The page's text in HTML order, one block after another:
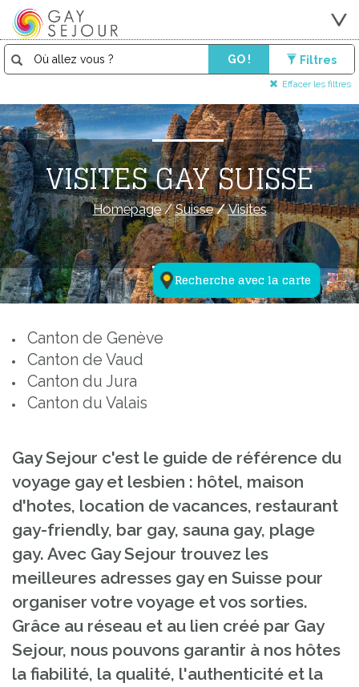
GO ! Filtres
Effacer les filtres
Recherche avec la carte
VISITES GAY SUISSE
Homepage/Suisse/Visites
Canton de Genève
Canton de Vaud
Canton du Jura
Canton du Valais
Gay Sejour c'est le guide de référence du
voyage gay et lesbien : hôtel, maison
d'hotes, location de vacances, restaurant
gay-friendly, bar gay, sauna gay, plage
gay. Avec Gay Sejour trouvez les
meilleures adresses gay en Suisse pour
organiser votre voyage et vos sorties.
Grâce au réseau et au lien créé par Gay
Sejour, nous pouvons garantir à nos hôtes
la fiabilité, la qualité, l'authenticité et la